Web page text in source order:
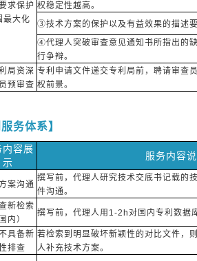
求保护
最大化
权稳定性越高。
③技术方案的保护以及有益效果的描述
④代理人突破审查意见通知书所指出的
行争辩。
局资深
预审查
专利申请文件递交专利局前，聘请审查
权前景。
服务体系】
内容展
示
服务内容
案沟通
撰写前，代理人研究技术交底书记载的
件沟通。
新检索
内）
撰写前，代理人用1-2h对国内专利数据
具备新
排查
若检索到明显破坏新颖性的对比文件，
人补充技术方案。